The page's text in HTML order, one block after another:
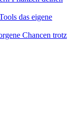
das eigene
Chancen trotz